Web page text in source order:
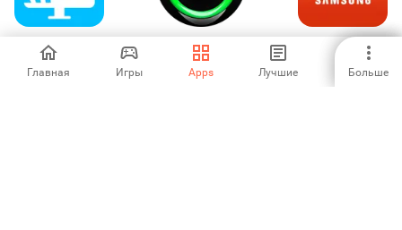
Главная Игры Apps Лучшие Больше
TV Cast for
Chromecast
3.95
видеоплеер для
Android
4.36
Mobizen запись
(SAMSUNG) -
Record, Capture